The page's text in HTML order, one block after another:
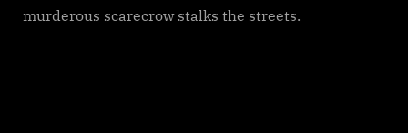
murderous scarecrow stalks the streets.